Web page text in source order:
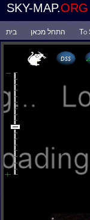
SKY-MAP.ORG
בית התחל מכאן To